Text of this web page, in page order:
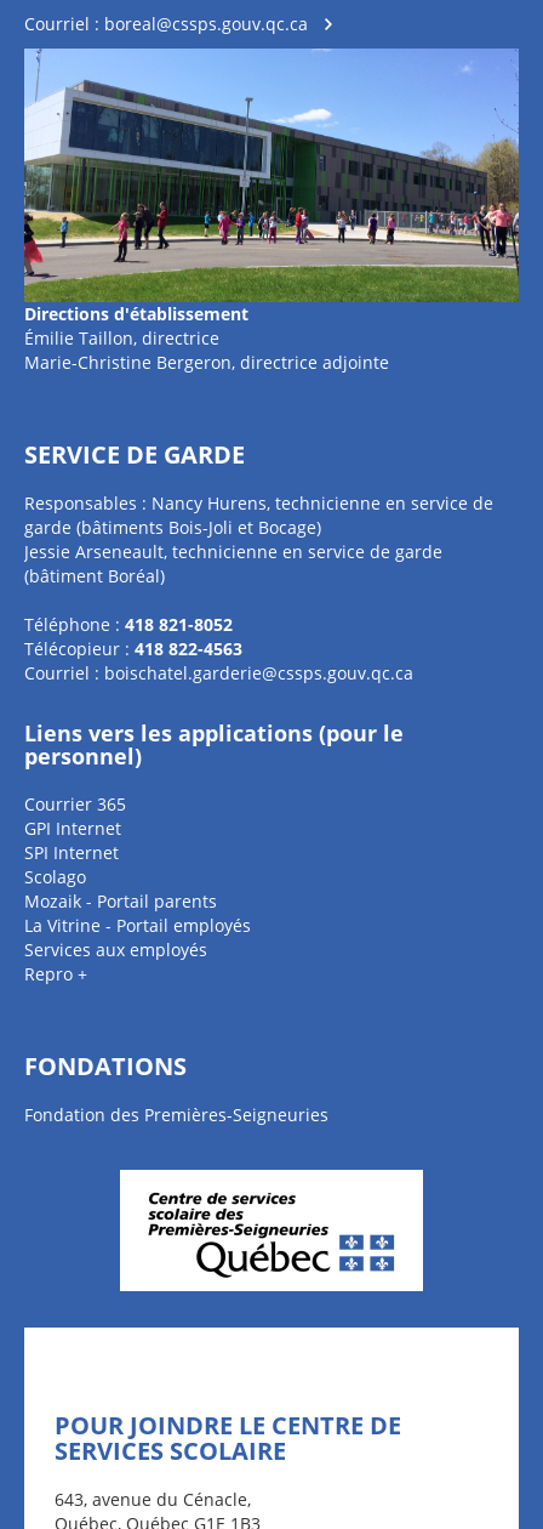
Courriel : boreal@cssps.gouv.qc.ca
Directions d'établissement
Émilie Taillon, directrice
Marie-Christine Bergeron, directrice adjointe
SERVICE DE GARDE
Responsables : Nancy Hurens, technicienne en service de
garde (bâtiments Bois-Joli et Bocage)
Jessie Arseneault, technicienne en service de garde
(bâtiment Boréal)
Téléphone : 418 821-8052
Télécopieur : 418 822-4563
Courriel : boischatel.garderie@cssps.gouv.qc.ca
Liens vers les applications (pour le
personnel)
Courrier 365
GPI Internet
SPI Internet
Scolago
Mozaik - Portail parents
La Vitrine - Portail employés
Services aux employés
Repro +
FONDATIONS
Fondation des Premières-Seigneuries
POUR JOINDRE LE CENTRE DE
SERVICES SCOLAIRE
643, avenue du Cénacle,
Québec, Québec G1E 1B3